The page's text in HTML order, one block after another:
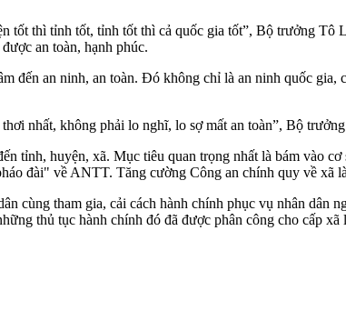
tốt thì tỉnh tốt, tỉnh tốt thì cả quốc gia tốt”, Bộ trưởng Tô
an toàn, hạnh phúc.
an ninh, an toàn. Đó không chỉ là an ninh quốc gia,
nhất, không phải lo nghĩ, lo sợ mất an toàn”, Bộ
tỉnh, huyện, xã. Mục tiêu quan trọng nhất là bám vào
đài" về ANTT. Tăng cường Công an chính quy về xã
cùng tham gia, cải cách hành chính phục vụ nhân dân
thủ tục hành chính đó đã được phân công cho cấp